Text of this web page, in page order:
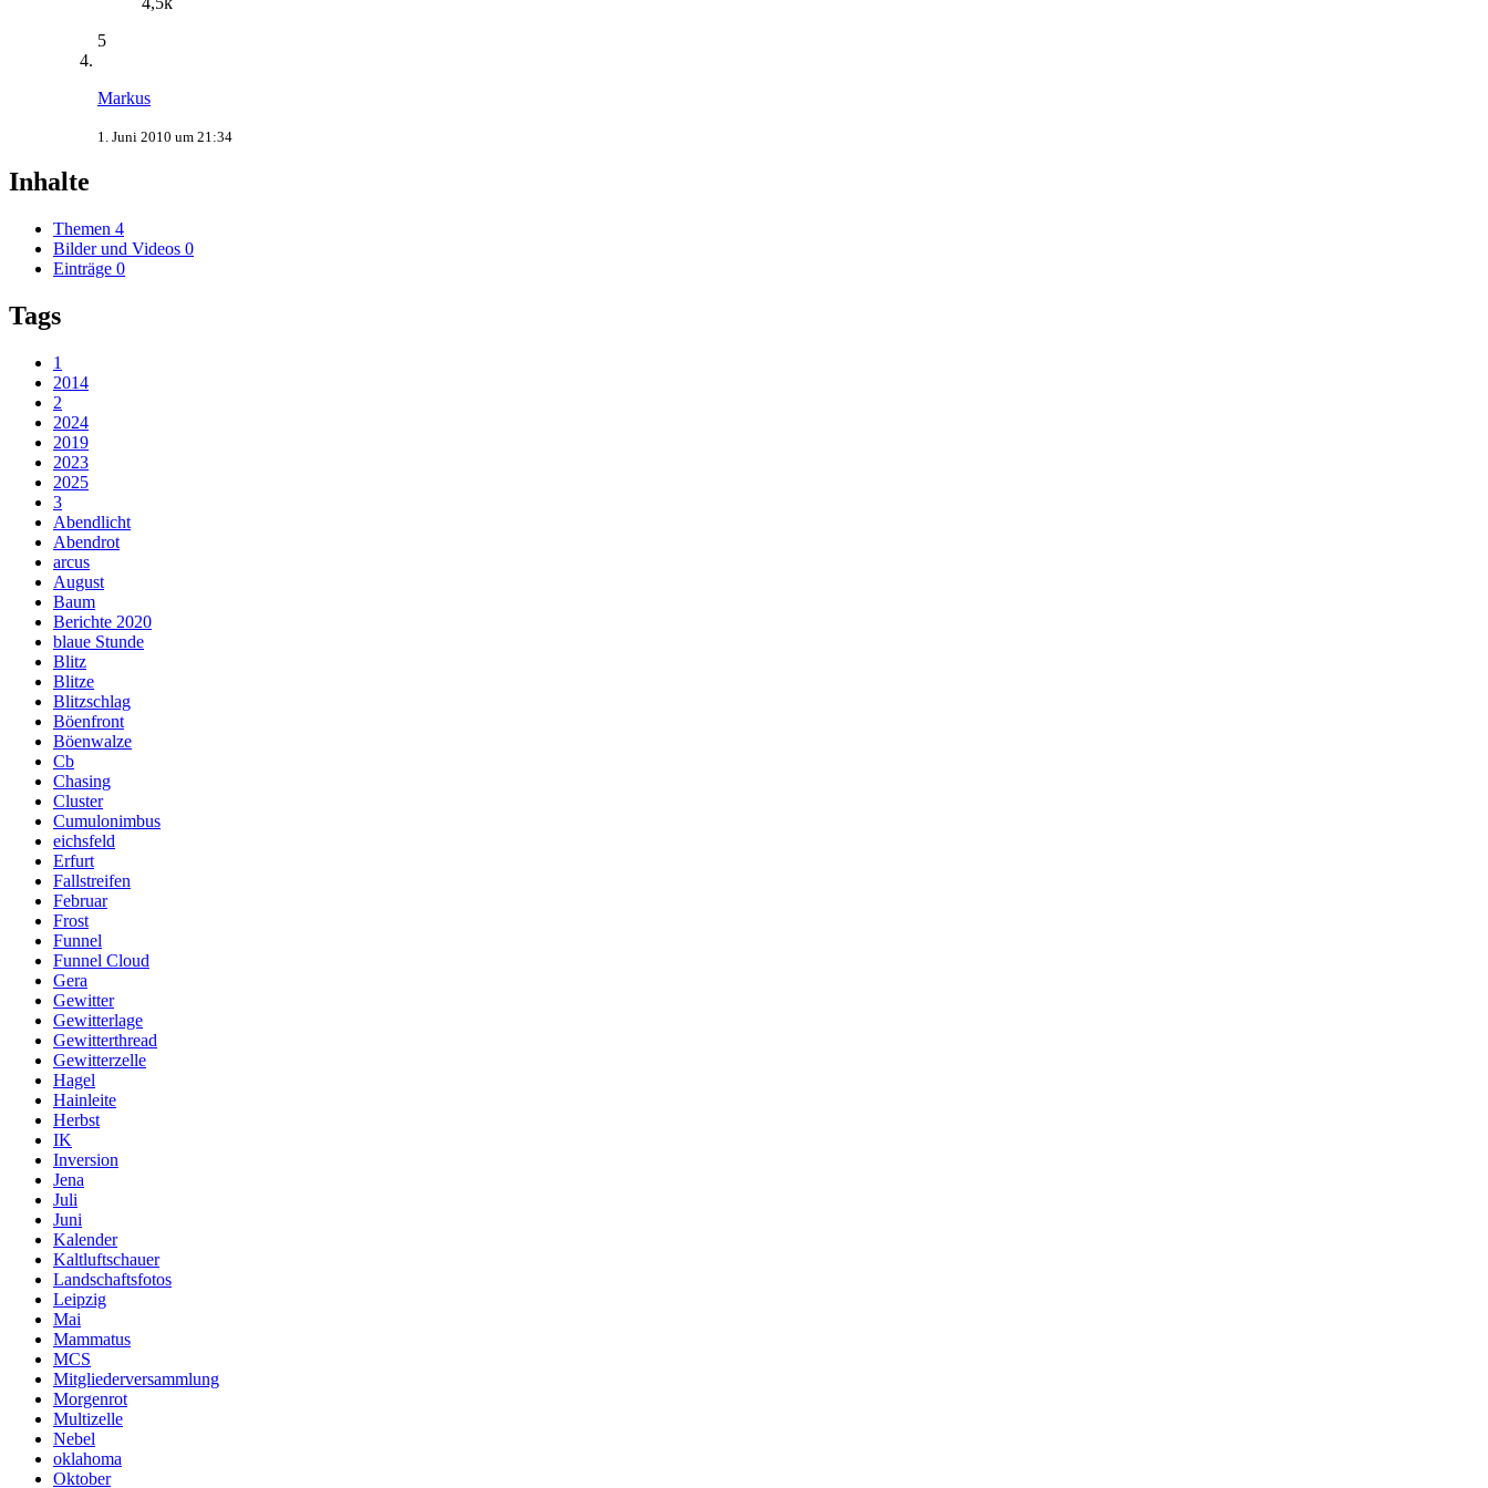
5
Markus
1. Juni 2010 um 21:34
Inhalte
Themen 4
Bilder und Videos 0
Einträge 0
Tags
1
2014
2
2024
2019
2023
2025
3
Abendlicht
Abendrot
arcus
August
Baum
Berichte 2020
blaue Stunde
Blitz
Blitze
Blitzschlag
Böenfront
Böenwalze
Cb
Chasing
Cluster
Cumulonimbus
eichsfeld
Erfurt
Fallstreifen
Februar
Frost
Funnel
Funnel Cloud
Gera
Gewitter
Gewitterlage
Gewitterthread
Gewitterzelle
Hagel
Hainleite
Herbst
IK
Inversion
Jena
Juli
Juni
Kalender
Kaltluftschauer
Landschaftsfotos
Leipzig
Mai
Mammatus
MCS
Mitgliederversammlung
Morgenrot
Multizelle
Nebel
oklahoma
Oktober